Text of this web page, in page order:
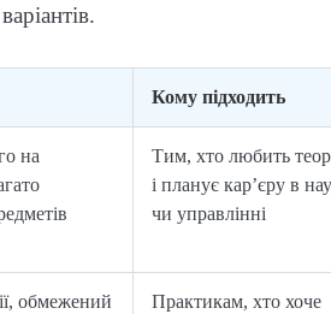
Кому підходить
на
Тим, хто любить
і планує кар’єру в
чи управлінні
обмежений
Практикам, хто хоче